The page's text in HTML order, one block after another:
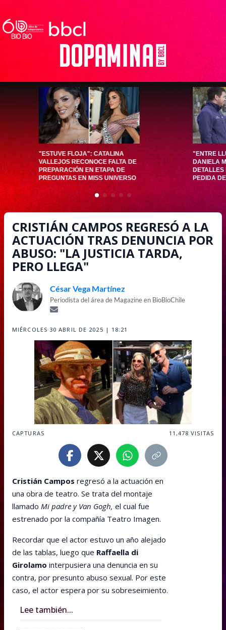
"ESTUVE FLOJA": CATALINA
VALLEJOS RECONOCE FALTA DE
PREPARACIÓN EN ETAPA DE
PREGUNTAS EN MISS UNIVERSO
"ENTRE
DANIELA
PEDIDA
CRISTIÁN CAMPOS REGRESÓ A LA
ACTUACIÓN TRAS DENUNCIA POR
ABUSO: "LA JUSTICIA TARDA,
PERO LLEGA"
César Vega Martínez
Periodista del área de Magazine en BioBioChile
MIÉRCOLES 30 ABRIL DE 2025 | 18:21
CAPTURAS 11,478 VISITAS
Cristián Campos regresó a la actuación en
una obra de teatro. Se trata del montaje
llamado Mi padre y Van Gogh, el cual fue
estrenado por la compañía Teatro Imagen.
Recordar que el actor estuvo un año alejado
de las tablas, luego que Raffaella di
Girolamo interpusiera una denuncia en su
contra, por presunto abuso sexual. Por este
caso, el actor espera por su sobreseimiento.
Lee también...